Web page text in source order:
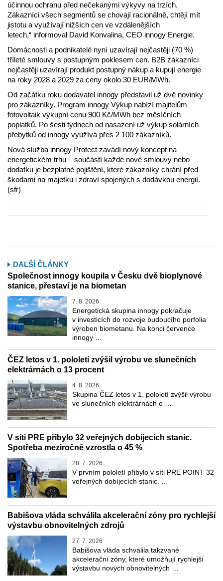
účinnou ochranu před nečekanými výkyvy na trzích.
Zákazníci všech segmentů se chovají racionálně, chtějí mít
jistotu a využívají nižších cen ve vzdálenějších
letech,“ informoval David Konvalina, CEO innogy Energie.
Domácnosti a podnikatelé nyní uzavírají nejčastěji (70 %)
tříleté smlouvy s postupným poklesem cen. B2B zákazníci
nejčastěji uzavírají produkt postupný nákup a kupují energie
na roky 2028 a 2029 za ceny okolo 30 EUR/MWh.
Od začátku roku dodavatel innogy představil už dvě novinky
pro zákazníky. Program innogy Výkup nabízí majitelům
fotovoltaik výkupní cenu 900 Kč/MWh bez měsíčních
poplatků. Po šesti týdnech od nasazení už výkup solárních
přebytků od innogy využívá přes 2 100 zákazníků.
Nová služba innogy Protect zavádí nový koncept na
energetickém trhu – součástí každé nové smlouvy nebo
dodatku je bezplatné pojištění, které zákazníky chrání před
škodami na majetku i zdraví spojených s dodávkou energií.
(sfr)
DALŠÍ ČLÁNKY
Společnost innogy koupila v Česku dvě bioplynové
stanice, přestaví je na biometan
7. 8. 2026
Energetická skupina innogy pokračuje
v investicích do rozvoje budoucího porfolia
výroben biometanu. Na konci července
innogy …
ČEZ letos v 1. pololetí zvýšil výrobu ve slunečních
elektrárnách o 13 procent
4. 8. 2026
Skupina ČEZ letos v 1. pololetí zvýšil výrobu
ve slunečních elektrárnách o …
V síti PRE přibylo 32 veřejných dobíjecích stanic.
Spotřeba meziročně vzrostla o 45 %
28. 7. 2026
V prvním pololetí přibylo v síti PRE POINT 32
veřejných dobíjecích stanic. …
Babišova vláda schválila akcelerační zóny pro rychlejší
výstavbu obnovitelných zdrojů
27. 7. 2026
Babišova vláda schválila takzvané
akcelerační zóny, které umožňují rychlejší
výstavbu nových obnovitelných …